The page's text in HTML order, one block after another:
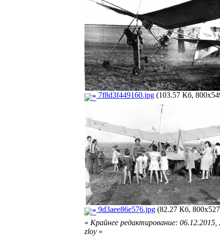
7f8d3f449160.jpg (103.57 Кб,
9d3aee86e576.jpg (82.27 Кб,
« Крайнее редактирование:
zloy »